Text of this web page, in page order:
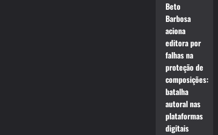
Beto
Barbosa
aciona
editora por
falhas na
proteção de
composições:
batalha
autoral nas
plataformas
digitais